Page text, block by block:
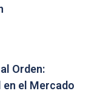
Orden:
en el Mercado